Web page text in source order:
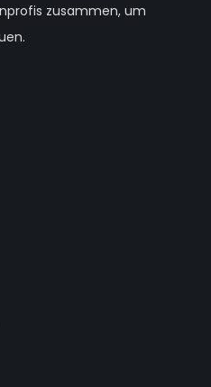
zusammen, um